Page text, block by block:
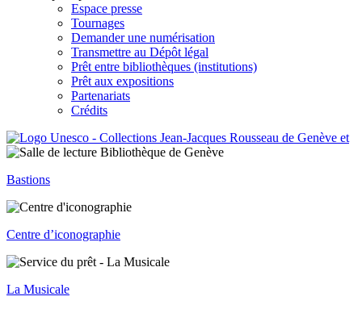
Espace presse
Tournages
Demander une numérisation
Transmettre au Dépôt légal
Prêt entre bibliothèques (institutions)
Prêt aux expositions
Partenariats
Crédits
Bastions
Centre d’iconographie
La Musicale